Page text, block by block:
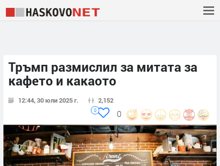
Тръмп размислил за митата за
кафето и какаото
12:44, 30 юли 2025 г. 2,152
0
0